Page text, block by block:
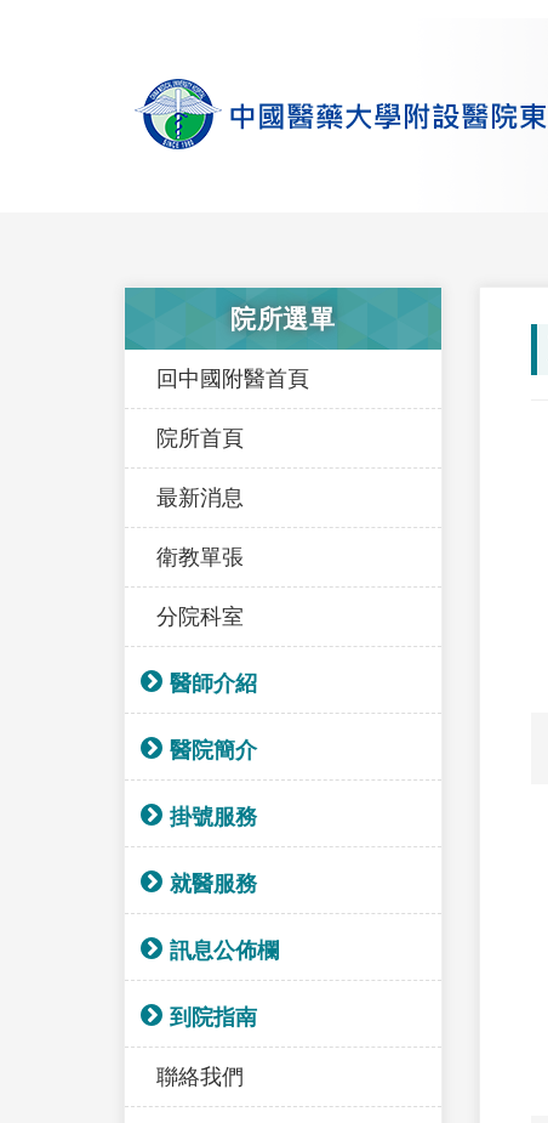
院所選單
回中國附醫首頁
院所首頁
最新消息
衛教單張
分院科室
醫師介紹
醫院簡介
掛號服務
就醫服務
訊息公佈欄
到院指南
聯絡我們